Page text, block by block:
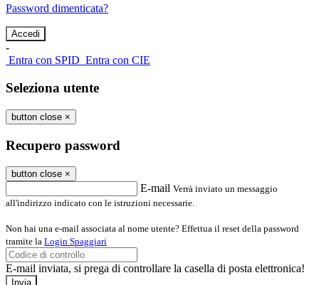
Password dimenticata?
-
Entra con SPID Entra con CIE
Seleziona utente
button close ×
Recupero password
button close ×
E-mail Verrà inviato un messaggio
all'indirizzo indicato con le istruzioni necessarie.
Non hai una e-mail associata al nome utente? Effettua il reset della password
tramite la Login Spaggiari
E-mail inviata, si prega di controllare la casella di posta elettronica!